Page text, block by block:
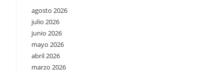
agosto 2026
julio 2026
junio 2026
mayo 2026
abril 2026
marzo 2026